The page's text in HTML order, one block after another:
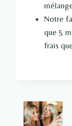
Notre
que 5
frais